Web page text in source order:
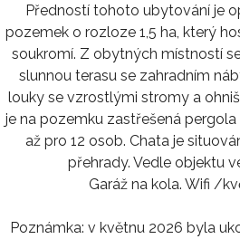
Předností tohoto ubytování je
pozemek o rozloze 1,5 ha, který
soukromí. Z obytných místností
slunnou terasu se zahradním
louky se vzrostlými stromy a
je na pozemku zastřešená
až pro 12 osob. Chata je
přehrady. Vedle objektu
Garáž na kola. Wifi /
Poznámka: v květnu 2026 byla